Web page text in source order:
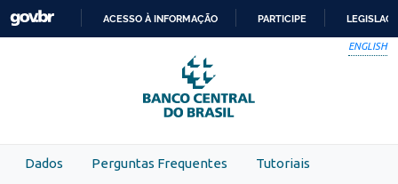
Skip to main content
PARA
O
CONTEÚDO
ACESSO À INFORMAÇÃO PARTICIPE
ENGLISH
Dados Perguntas Frequentes Tutoriais